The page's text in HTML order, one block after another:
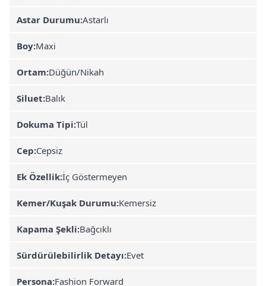
Astar Durumu:Astarlı
Boy:Maxi
Ortam:Düğün/Nikah
Siluet:Balık
Dokuma Tipi:Tül
Cep:Cepsiz
Ek Özellik:İç Göstermeyen
Kemer/Kuşak Durumu:Kemersiz
Kapama Şekli:Bağcıklı
Sürdürülebilirlik Detayı:Evet
Persona:Fashion Forward